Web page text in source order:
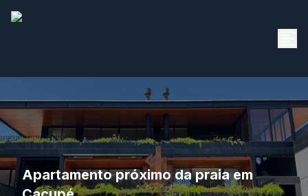
Apartamento próximo da praia em